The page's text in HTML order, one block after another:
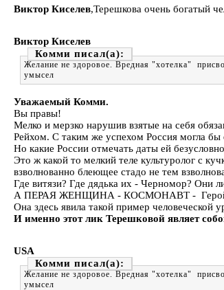
Виктор Киселев,Терешкова очень богатый
Виктор Киселев
Комми
Желание не здоровое. Вредная "хотелка"
умысел
Уважаемый Комми.
Вы правы!
Мелко и мерзко нарушив взятые на себя
Рейхом. С таким же успехом Россия могла
Но какие России отмечать даты ей
Это ж какой то мелкий теле культуролог с
взволнованно блеющее стадо не тем
Где витязи? Где дядька их - Черномор? Они
А ПЕРАЯ ЖЕНЩИНА - КОСМОНАВТ - Герой
Она здесь явила такой пример человеческой
И именно этот лик Терешковой
USA
Комми
Желание не здоровое. Вредная "хотелка"
умысел